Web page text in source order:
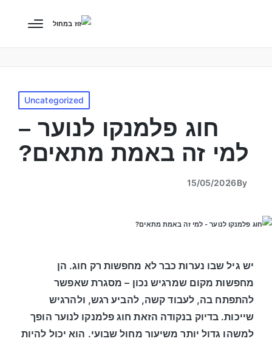
Uncategorized
חוג פלמנקו לנוער –
למי זה באמת מתאים?
By
15/05/2026
יש גיל שבו נערות כבר לא מחפשות רק חוג. הן
מחפשות מקום שמרגיש נכון – מסגרת שאפשר
להתפתח בה, לעבוד קשה, להביע רגש, ולהרגיש
שייכות. בדיוק בנקודה הזאת חוג פלמנקו לנוער הופך
למשהו גדול יותר משיעור מחול שבועי. הוא יכול להיות